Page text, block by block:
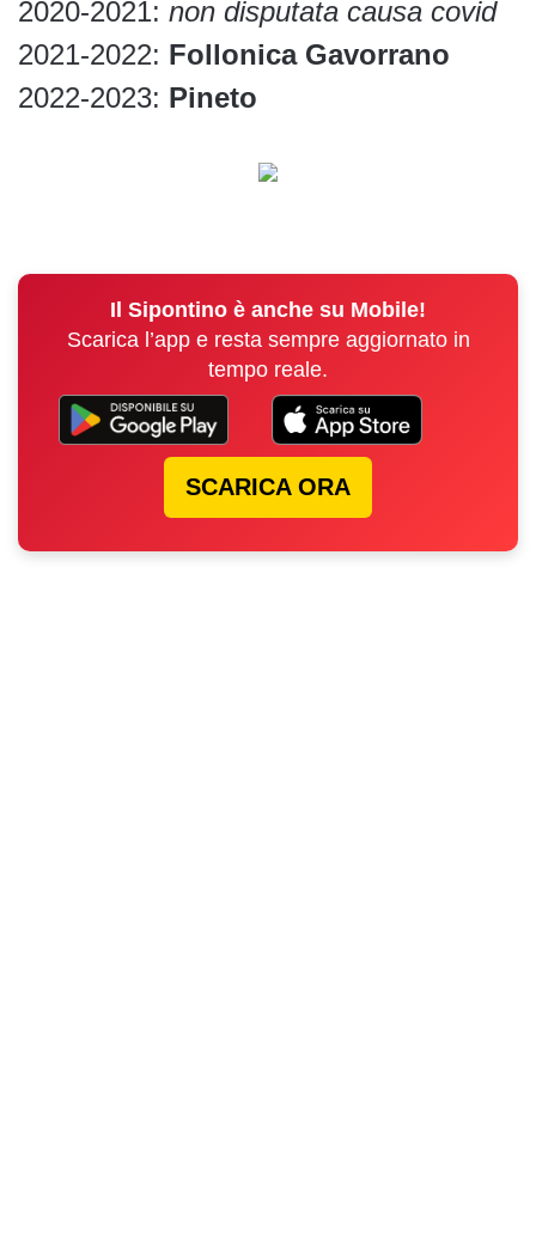
2020-2021: non disputata causa covid
2021-2022: Follonica Gavorrano
2022-2023: Pineto
Il Sipontino è anche su Mobile!
Scarica l’app e resta sempre aggiornato in
tempo reale.
SCARICA ORA